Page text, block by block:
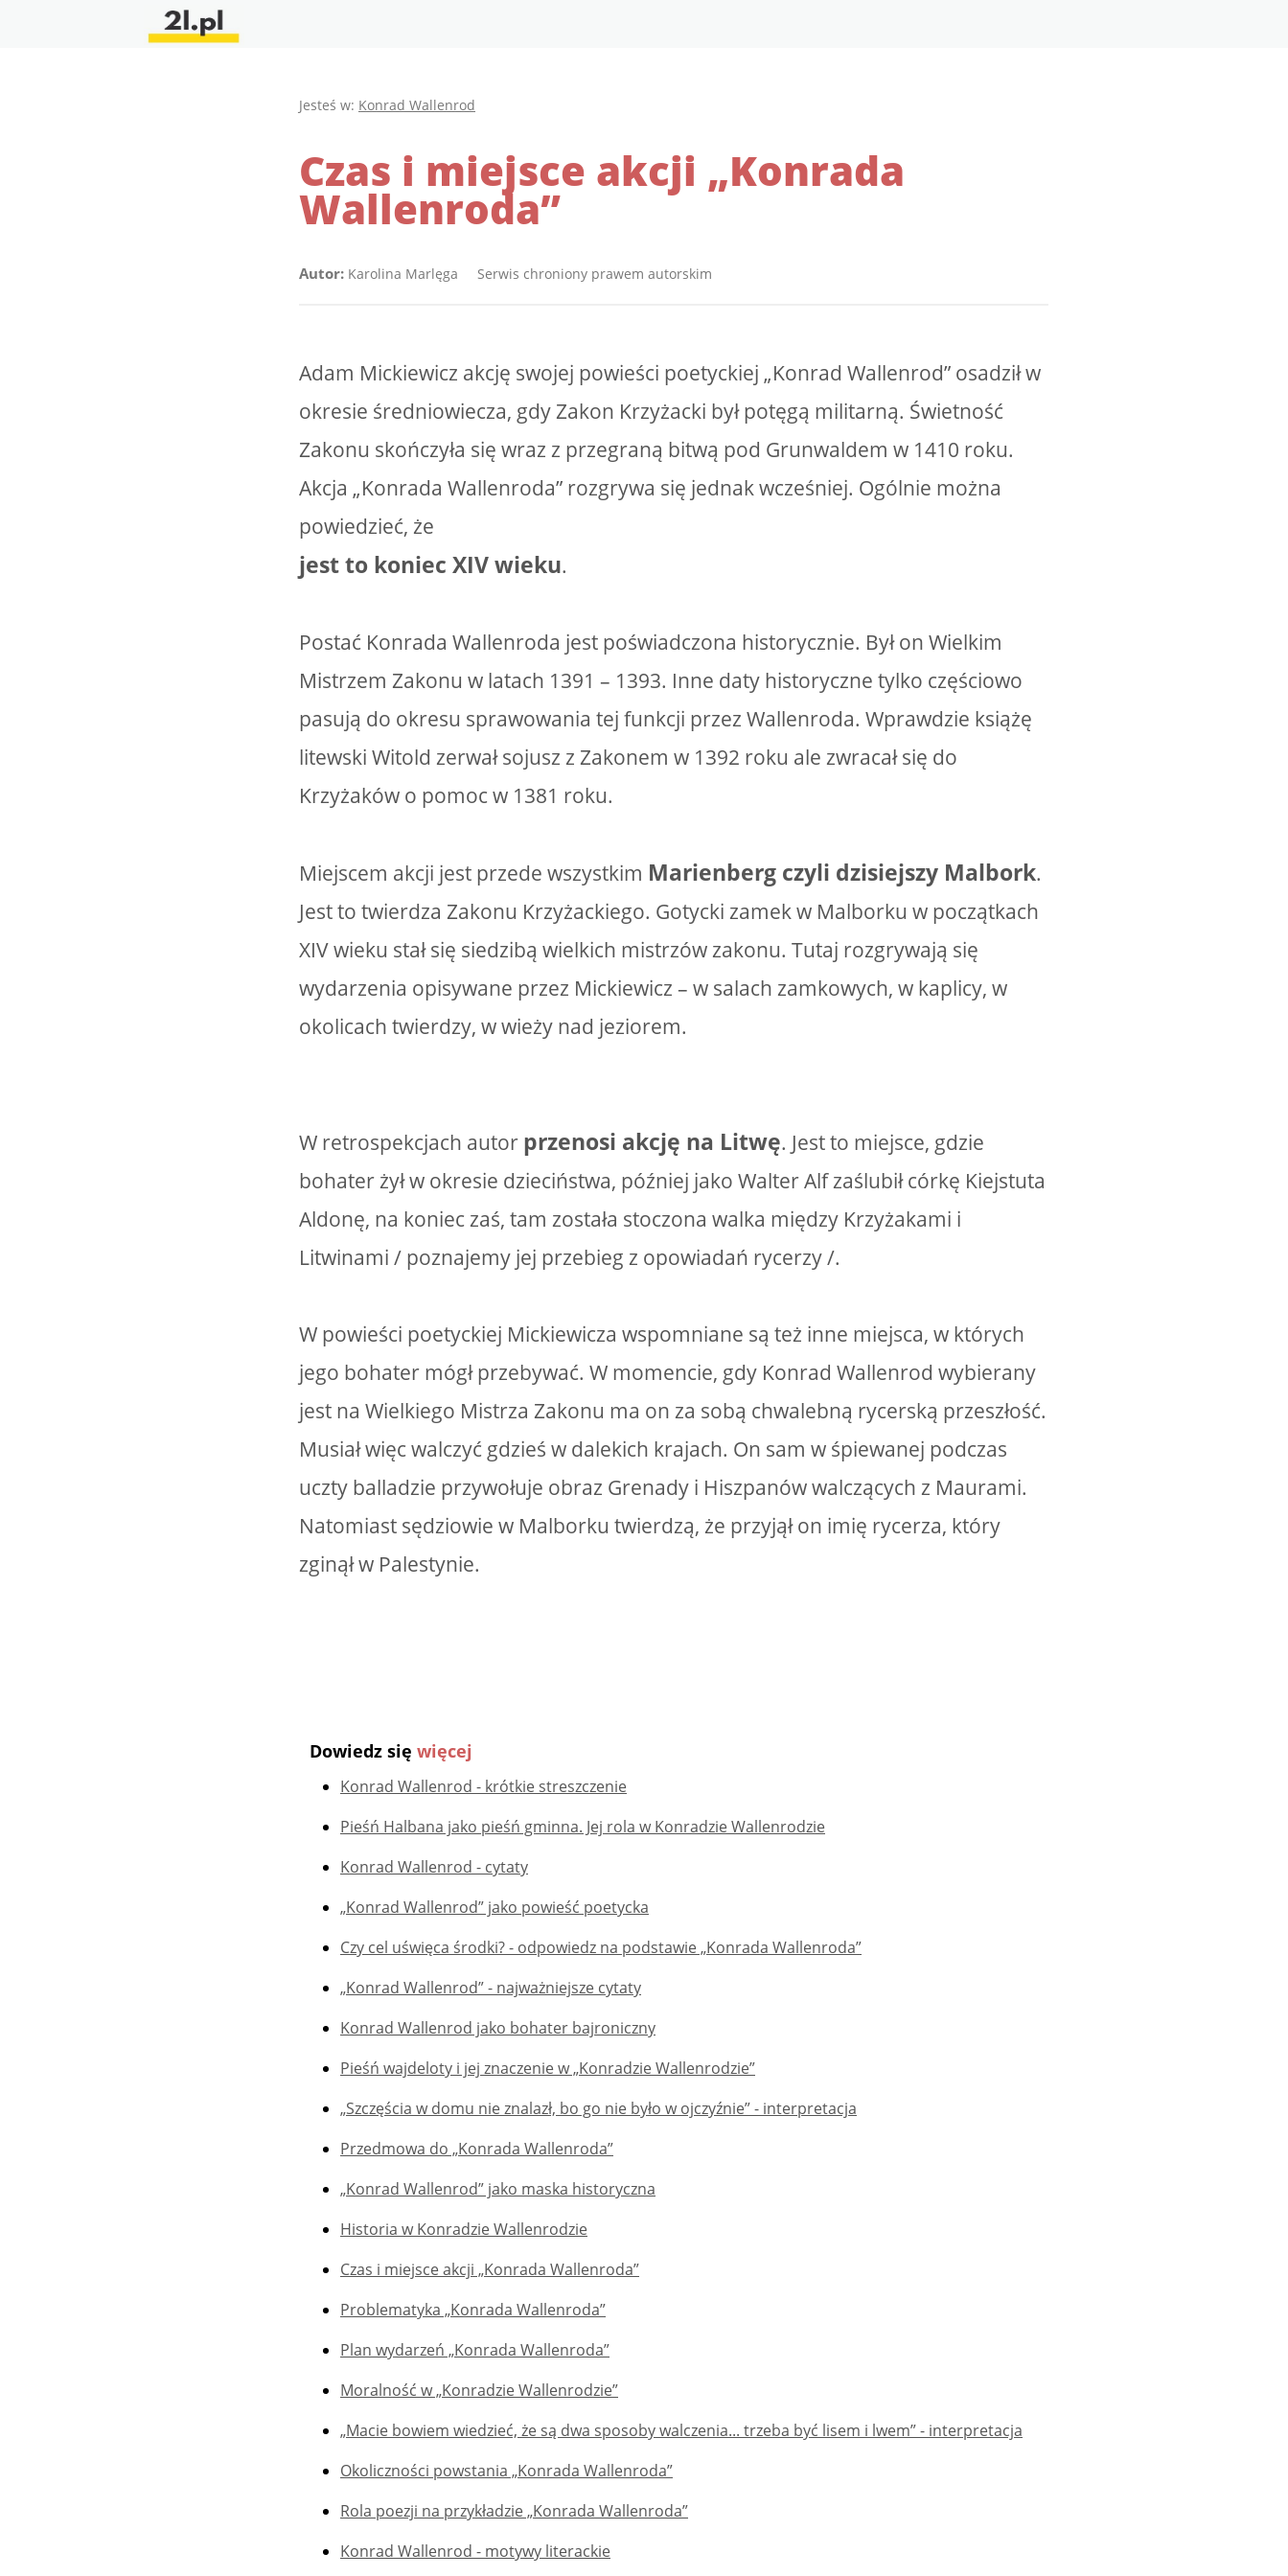
Jesteś w: Konrad Wallenrod
Czas i miejsce akcji „Konrada
Wallenroda”
Autor: Karolina Marlęga Serwis chroniony prawem autorskim
Adam Mickiewicz akcję swojej powieści poetyckiej „Konrad Wallenrod” osadził w
okresie średniowiecza, gdy Zakon Krzyżacki był potęgą militarną. Świetność
Zakonu skończyła się wraz z przegraną bitwą pod Grunwaldem w 1410 roku.
Akcja „Konrada Wallenroda” rozgrywa się jednak wcześniej. Ogólnie można
powiedzieć, że
jest to koniec XIV wieku.
Postać Konrada Wallenroda jest poświadczona historycznie. Był on Wielkim
Mistrzem Zakonu w latach 1391 – 1393. Inne daty historyczne tylko częściowo
pasują do okresu sprawowania tej funkcji przez Wallenroda. Wprawdzie książę
litewski Witold zerwał sojusz z Zakonem w 1392 roku ale zwracał się do
Krzyżaków o pomoc w 1381 roku.
Miejscem akcji jest przede wszystkim Marienberg czyli dzisiejszy Malbork.
Jest to twierdza Zakonu Krzyżackiego. Gotycki zamek w Malborku w początkach
XIV wieku stał się siedzibą wielkich mistrzów zakonu. Tutaj rozgrywają się
wydarzenia opisywane przez Mickiewicz – w salach zamkowych, w kaplicy, w
okolicach twierdzy, w wieży nad jeziorem.
W retrospekcjach autor przenosi akcję na Litwę. Jest to miejsce, gdzie
bohater żył w okresie dzieciństwa, później jako Walter Alf zaślubił córkę Kiejstuta
Aldonę, na koniec zaś, tam została stoczona walka między Krzyżakami i
Litwinami / poznajemy jej przebieg z opowiadań rycerzy /.
W powieści poetyckiej Mickiewicza wspomniane są też inne miejsca, w których
jego bohater mógł przebywać. W momencie, gdy Konrad Wallenrod wybierany
jest na Wielkiego Mistrza Zakonu ma on za sobą chwalebną rycerską przeszłość.
Musiał więc walczyć gdzieś w dalekich krajach. On sam w śpiewanej podczas
uczty balladzie przywołuje obraz Grenady i Hiszpanów walczących z Maurami.
Natomiast sędziowie w Malborku twierdzą, że przyjął on imię rycerza, który
zginął w Palestynie.
Dowiedz się więcej
Konrad Wallenrod - krótkie streszczenie
Pieśń Halbana jako pieśń gminna. Jej rola w Konradzie Wallenrodzie
Konrad Wallenrod - cytaty
„Konrad Wallenrod” jako powieść poetycka
Czy cel uświęca środki? - odpowiedz na podstawie „Konrada Wallenroda”
„Konrad Wallenrod” - najważniejsze cytaty
Konrad Wallenrod jako bohater bajroniczny
Pieśń wajdeloty i jej znaczenie w „Konradzie Wallenrodzie”
„Szczęścia w domu nie znalazł, bo go nie było w ojczyźnie” - interpretacja
Przedmowa do „Konrada Wallenroda”
„Konrad Wallenrod” jako maska historyczna
Historia w Konradzie Wallenrodzie
Czas i miejsce akcji „Konrada Wallenroda”
Problematyka „Konrada Wallenroda”
Plan wydarzeń „Konrada Wallenroda”
Moralność w „Konradzie Wallenrodzie”
„Macie bowiem wiedzieć, że są dwa sposoby walczenia... trzeba być lisem i lwem” - interpretacja
Okoliczności powstania „Konrada Wallenroda”
Rola poezji na przykładzie „Konrada Wallenroda”
Konrad Wallenrod - motywy literackie